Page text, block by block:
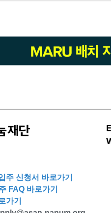
주 신청서 바로가기
FAQ 바로가기
가기